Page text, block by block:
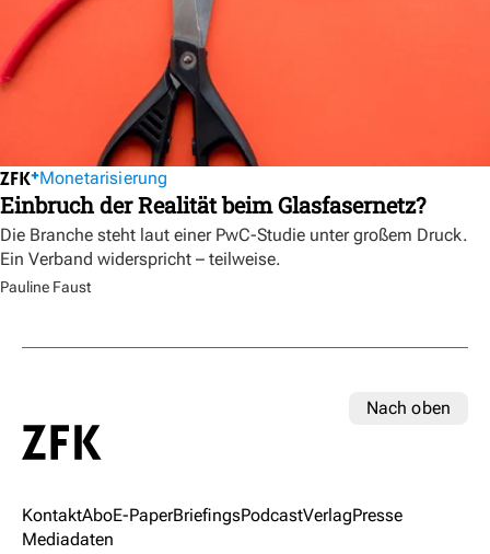
Monetarisierung
Einbruch der Realität beim Glasfasernetz?
Die Branche steht laut einer PwC-Studie unter großem Druck.
Ein Verband widerspricht – teilweise.
Pauline Faust
Nach oben
KontaktAboE-PaperBriefingsPodcastVerlagPresse
Mediadaten